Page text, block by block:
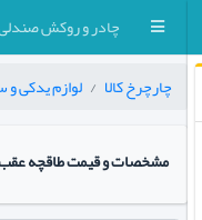
چادر و روکش
چارچرخ کالا لوازم یدکی و
مشخصات و قیمت طاقچه